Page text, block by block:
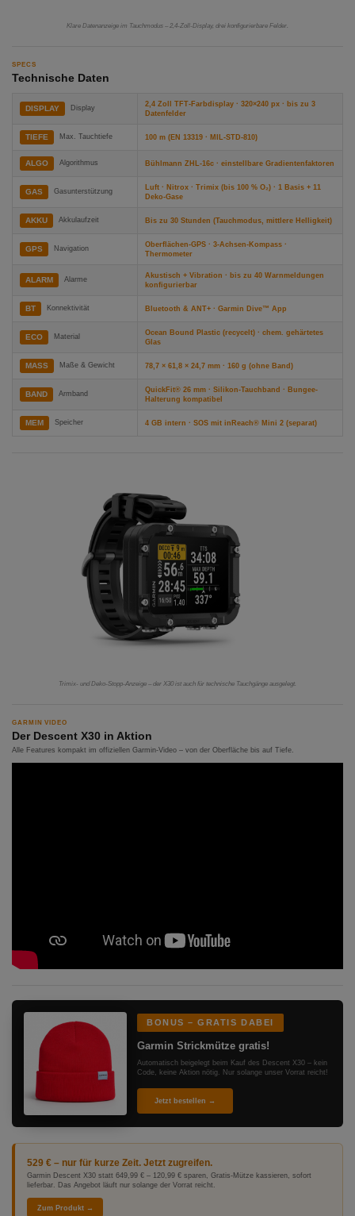
Klare Datenanzeige im Tauchmodus – 2,4-Zoll-Display, drei konfigurierbare Felder.
SPECS
Technische Daten
DISPLAY Display
2,4 Zoll TFT-Farbdisplay · 320×240 px · bis zu 3
Datenfelder
TIEFE Max. Tauchtiefe 100 m (EN 13319 · MIL-STD-810)
ALGO Algorithmus Bühlmann ZHL-16c · einstellbare Gradientenfaktoren
GAS Gasunterstützung
Luft · Nitrox · Trimix (bis 100 % O₂) · 1 Basis + 11
Deko-Gase
AKKU Akkulaufzeit Bis zu 30 Stunden (Tauchmodus, mittlere Helligkeit)
GPS Navigation
Oberflächen-GPS · 3-Achsen-Kompass ·
Thermometer
ALARM Alarme
Akustisch + Vibration · bis zu 40 Warnmeldungen
konfigurierbar
BT Konnektivität Bluetooth & ANT+ · Garmin Dive™ App
ECO Material
Ocean Bound Plastic (recycelt) · chem. gehärtetes
Glas
MASS Maße & Gewicht 78,7 × 61,8 × 24,7 mm · 160 g (ohne Band)
BAND Armband
QuickFit® 26 mm · Silikon-Tauchband · Bungee-
Halterung kompatibel
MEM Speicher 4 GB intern · SOS mit inReach® Mini 2 (separat)
Trimix- und Deko-Stopp-Anzeige – der X30 ist auch für technische Tauchgänge ausgelegt.
GARMIN VIDEO
Der Descent X30 in Aktion
Alle Features kompakt im offiziellen Garmin-Video – von der Oberfläche bis auf Tiefe.
BONUS – GRATIS DABEI
Garmin Strickmütze gratis!
Automatisch beigelegt beim Kauf des Descent X30 – kein
Code, keine Aktion nötig. Nur solange unser Vorrat reicht!
Jetzt bestellen →
529 € – nur für kurze Zeit. Jetzt zugreifen.
Garmin Descent X30 statt 649,99 € – 120,99 € sparen, Gratis-Mütze kassieren, sofort
lieferbar. Das Angebot läuft nur solange der Vorrat reicht.
Zum Produkt →